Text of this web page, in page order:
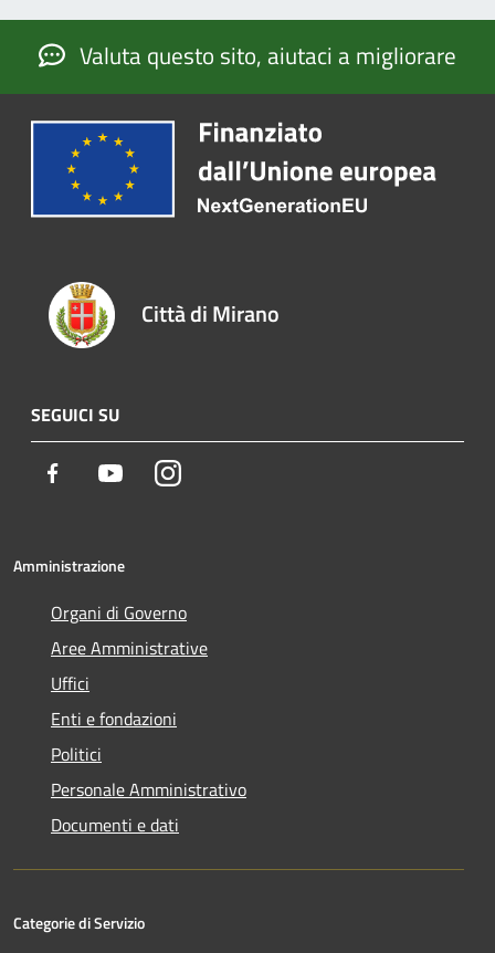
Valuta questo sito, aiutaci a migliorare
Città di Mirano
SEGUICI SU
Facebook YoutubeInstagram
Amministrazione
Organi di Governo
Aree Amministrative
Uffici
Enti e fondazioni
Politici
Personale Amministrativo
Documenti e dati
Categorie di Servizio